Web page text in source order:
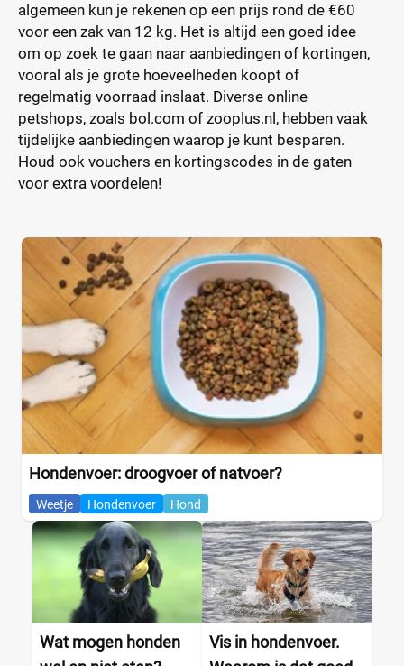
algemeen kun je rekenen op een prijs rond de €60
voor een zak van 12 kg. Het is altijd een goed idee
om op zoek te gaan naar aanbiedingen of kortingen,
vooral als je grote hoeveelheden koopt of
regelmatig voorraad inslaat. Diverse online
petshops, zoals bol.com of zooplus.nl, hebben vaak
tijdelijke aanbiedingen waarop je kunt besparen.
Houd ook vouchers en kortingscodes in de gaten
voor extra voordelen!
Hondenvoer: droogvoer of natvoer?
Weetje Hondenvoer Hond
Wat mogen honden
Vis in hondenvoer.